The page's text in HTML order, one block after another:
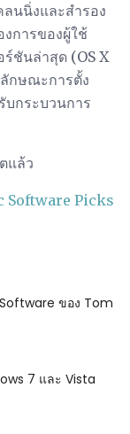
นนิ่งและสำรอง
การของผู้ใช้
ร์ชันล่าสุด (OS X
กษณะการตั้ง
กระบวนการ
แล้ว
Software Picks
ของ Tom
7 และ Vista